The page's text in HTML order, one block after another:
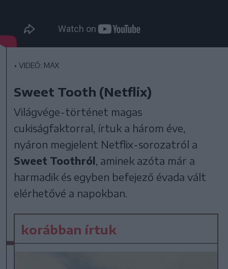
• VIDEÓ: MAX
Sweet Tooth (Netflix)
Világvége-történet magas
cukiságfaktorral, írtuk a három éve,
nyáron megjelent Netflix-sorozatról a
Sweet Toothról, aminek azóta már a
harmadik és egyben befejező évada vált
elérhetővé a napokban.
korábban írtuk